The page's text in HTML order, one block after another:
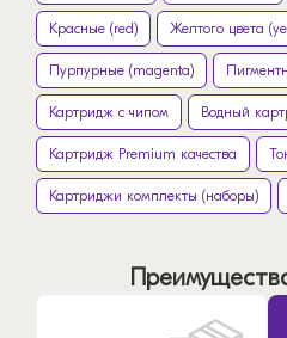
Красные (red) Желтого цвета
Пурпурные (magenta)
Картридж с чипом Водный
Картридж Premium качества
Картриджи комплекты (наборы)